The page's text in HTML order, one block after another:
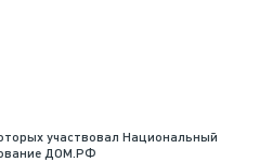
участвовал Национальный
ДОМ.РФ